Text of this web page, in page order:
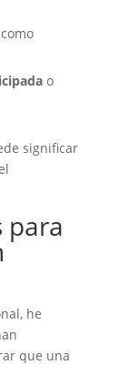
o
significar
para
he
que una